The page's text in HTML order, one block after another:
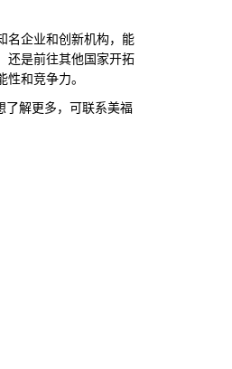
企业和创新机构，能
还是前往其他国家开拓
和竞争力。
了解更多，可联系美福